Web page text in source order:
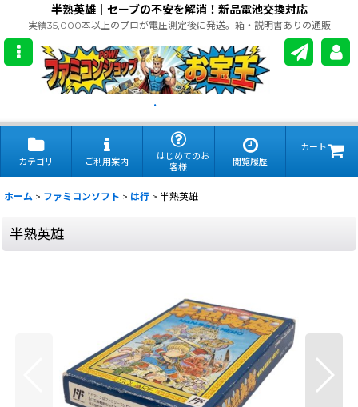
半熟英雄｜セーブの不安を解消！新品電池交換対応
実績35,000本以上のプロが電圧測定後に発送。箱・説明書ありの通販
.
カテゴリ ご利用案内
はじめてのお
客様
閲覧履歴
カート
ホーム > ファミコンソフト > は行 > 半熟英雄
半熟英雄